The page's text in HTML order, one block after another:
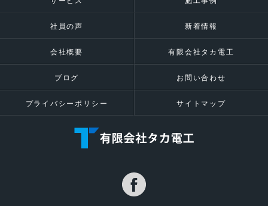
社員の声 新着情報
会社概要 有限会社タカ電工
ブログ お問い合わせ
プライバシーポリシー サイトマップ